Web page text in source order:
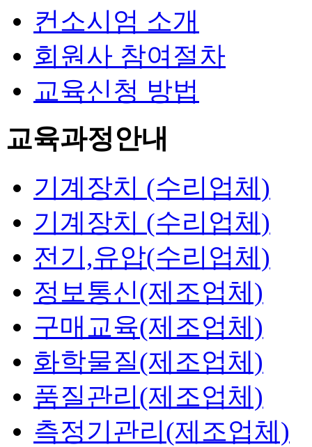
컨소시엄 소개
회원사 참여절차
교육신청 방법
교육과정안내
기계장치 (수리업체)
기계장치 (수리업체)
전기,유압(수리업체)
정보통신(제조업체)
구매교육(제조업체)
화학물질(제조업체)
품질관리(제조업체)
측정기관리(제조업체)